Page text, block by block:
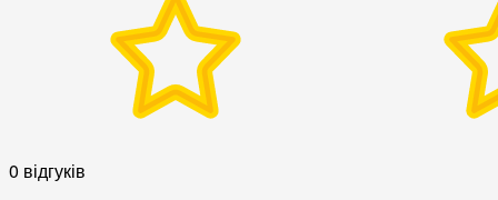
0 відгуків